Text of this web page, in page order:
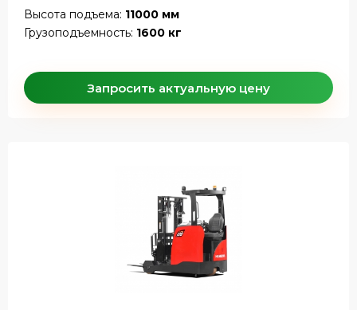
Высота подъема: 11000 мм
Грузоподъемность: 1600 кг
Запросить актуальную цену